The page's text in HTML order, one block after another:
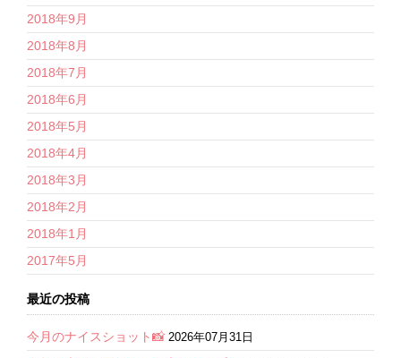
2018年9月
2018年8月
2018年7月
2018年6月
2018年5月
2018年4月
2018年3月
2018年2月
2018年1月
2017年5月
最近の投稿
今月のナイスショット📸 2026年07月31日